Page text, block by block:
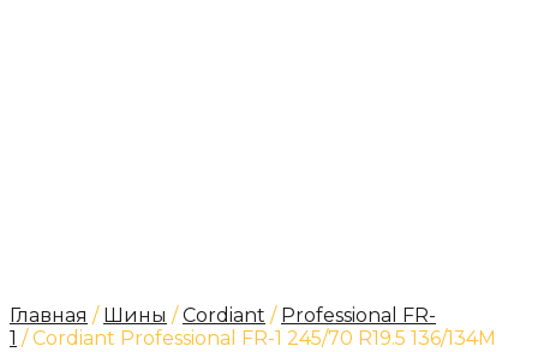
Главная / Шины /Cordiant / Professional FR-
1 / Cordiant Professional FR-1 245/70 R19.5 136/134M